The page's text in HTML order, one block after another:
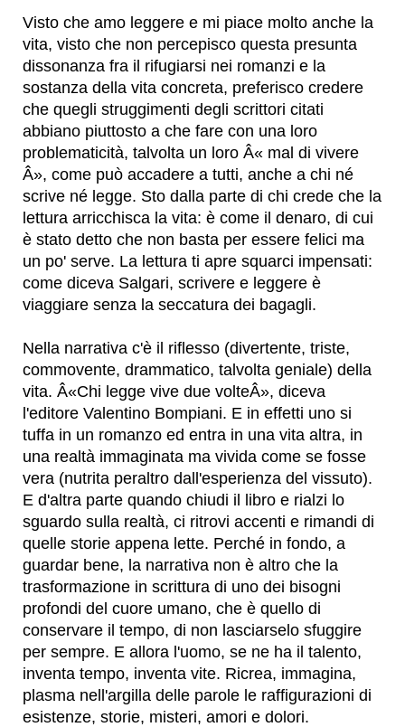
Visto che amo leggere e mi piace molto anche la
vita, visto che non percepisco questa presunta
dissonanza fra il rifugiarsi nei romanzi e la
sostanza della vita concreta, preferisco credere
che quegli struggimenti degli scrittori citati
abbiano piuttosto a che fare con una loro
problematicità, talvolta un loro Â« mal di vivere
Â», come può accadere a tutti, anche a chi né
scrive né legge. Sto dalla parte di chi crede che la
lettura arricchisca la vita: è come il denaro, di cui
è stato detto che non basta per essere felici ma
un po' serve. La lettura ti apre squarci impensati:
come diceva Salgari, scrivere e leggere è
viaggiare senza la seccatura dei bagagli.
Nella narrativa c'è il riflesso (divertente, triste,
commovente, drammatico, talvolta geniale) della
vita. Â«Chi legge vive due volteÂ», diceva
l'editore Valentino Bompiani. E in effetti uno si
tuffa in un romanzo ed entra in una vita altra, in
una realtà immaginata ma vivida come se fosse
vera (nutrita peraltro dall'esperienza del vissuto).
E d'altra parte quando chiudi il libro e rialzi lo
sguardo sulla realtà, ci ritrovi accenti e rimandi di
quelle storie appena lette. Perché in fondo, a
guardar bene, la narrativa non è altro che la
trasformazione in scrittura di uno dei bisogni
profondi del cuore umano, che è quello di
conservare il tempo, di non lasciarselo sfuggire
per sempre. E allora l'uomo, se ne ha il talento,
inventa tempo, inventa vite. Ricrea, immagina,
plasma nell'argilla delle parole le raffigurazioni di
esistenze, storie, misteri, amori e dolori.